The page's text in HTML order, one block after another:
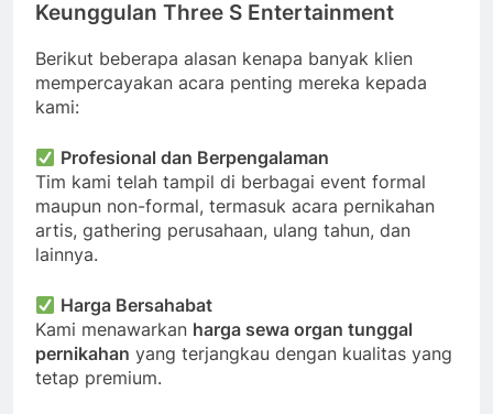
Keunggulan Three S Entertainment
Berikut beberapa alasan kenapa banyak klien
mempercayakan acara penting mereka kepada
kami:
Profesional dan Berpengalaman
Tim kami telah tampil di berbagai event formal
maupun non-formal, termasuk acara pernikahan
artis, gathering perusahaan, ulang tahun, dan
lainnya.
Harga Bersahabat
Kami menawarkan harga sewa organ tunggal
pernikahan yang terjangkau dengan kualitas yang
tetap premium.